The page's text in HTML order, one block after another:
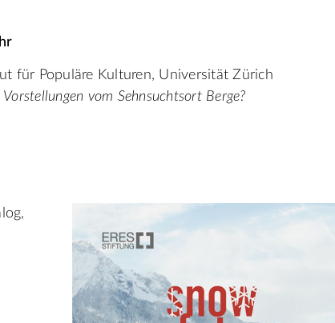
für Populäre Kulturen, Universität Zürich
vom Sehnsuchtsort Berge?